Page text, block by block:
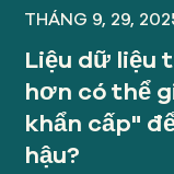
THÁNG 9, 29,
Liệu dữ liệu
hơn có thể
khẩn cấp"
hậu?